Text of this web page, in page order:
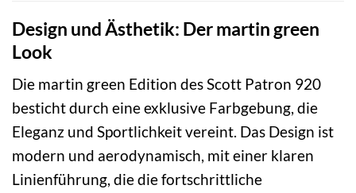
Design und Ästhetik: Der martin green
Look
Die martin green Edition des Scott Patron 920
besticht durch eine exklusive Farbgebung, die
Eleganz und Sportlichkeit vereint. Das Design ist
modern und aerodynamisch, mit einer klaren
Linienführung, die die fortschrittliche